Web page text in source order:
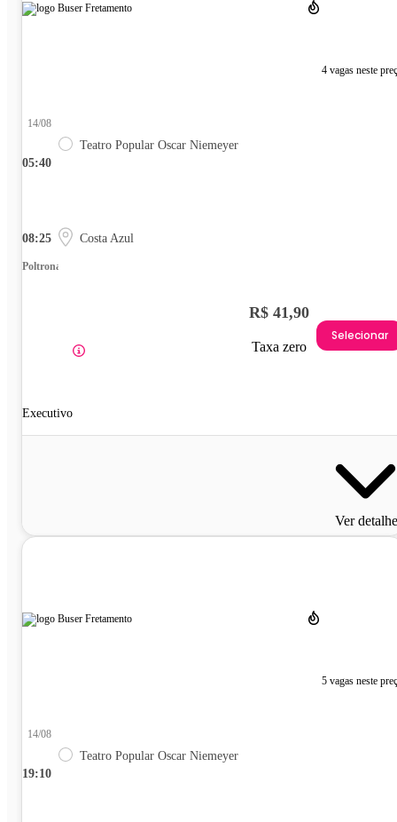
4 vagas neste
05:40
14/08
Teatro Popular Oscar Niemeyer
08:25 Costa Azul
Poltrona
Executivo
R$ 41,90
Taxa zero
Selecionar
Ver
5 vagas neste
19:10
14/08
Teatro Popular Oscar Niemeyer